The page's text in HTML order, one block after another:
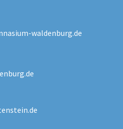
waldenburg.de